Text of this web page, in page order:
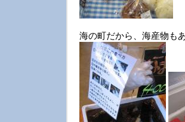
海の町だから、海産物も